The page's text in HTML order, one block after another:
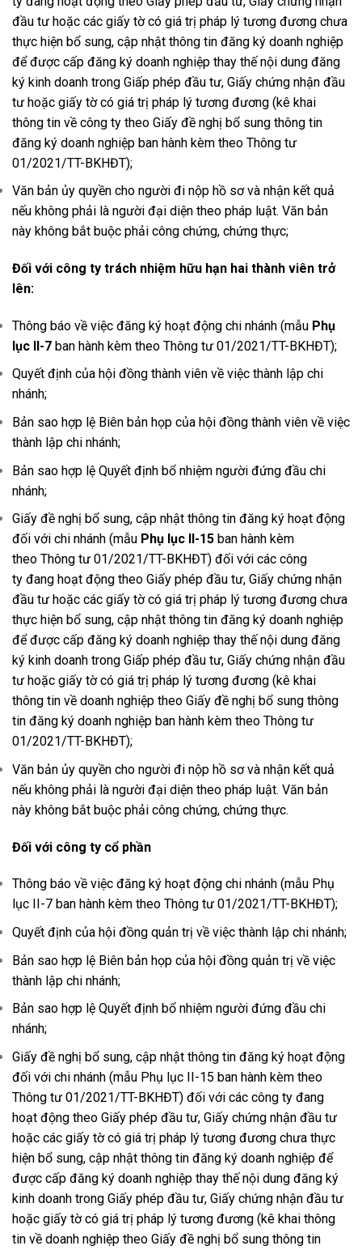
đầu tư hoặc các giấy tờ có giá trị pháp lý tương đương chưa
thực hiện bổ sung, cập nhật thông tin đăng ký doanh nghiệp
để được cấp đăng ký doanh nghiệp thay thế nội dung đăng
ký kinh doanh trong Giấp phép đầu tư, Giấy chứng nhận đầu
tư hoặc giấy tờ có giá trị pháp lý tương đương (kê khai
thông tin về công ty theo Giấy đề nghị bổ sung thông tin
đăng ký doanh nghiệp ban hành kèm theo Thông tư
01/2021/TT-BKHĐT);
Văn bản ủy quyền cho người đi nộp hồ sơ và nhận kết quả
nếu không phải là người đại diện theo pháp luật. Văn bản
này không bắt buộc phải công chứng, chứng thực;
Đối với công ty trách nhiệm hữu hạn hai thành viên trở
lên:
Thông báo về việc đăng ký hoạt động chi nhánh (mẫu Phụ
lục II-7 ban hành kèm theo Thông tư 01/2021/TT-BKHĐT);
Quyết định của hội đồng thành viên về việc thành lập chi
nhánh;
Bản sao hợp lệ Biên bản họp của hội đồng thành viên về việc
thành lập chi nhánh;
Bản sao hợp lệ Quyết định bổ nhiệm người đứng đầu chi
nhánh;
Giấy đề nghị bổ sung, cập nhật thông tin đăng ký hoạt động
đối với chi nhánh (mẫu Phụ lục II-15 ban hành kèm
theo Thông tư 01/2021/TT-BKHĐT) đối với các công
ty đang hoạt động theo Giấy phép đầu tư, Giấy chứng nhận
đầu tư hoặc các giấy tờ có giá trị pháp lý tương đương chưa
thực hiện bổ sung, cập nhật thông tin đăng ký doanh nghiệp
để được cấp đăng ký doanh nghiệp thay thế nội dung đăng
ký kinh doanh trong Giấp phép đầu tư, Giấy chứng nhận đầu
tư hoặc giấy tờ có giá trị pháp lý tương đương (kê khai
thông tin về doanh nghiệp theo Giấy đề nghị bổ sung thông
tin đăng ký doanh nghiệp ban hành kèm theo Thông tư
01/2021/TT-BKHĐT);
Văn bản ủy quyền cho người đi nộp hồ sơ và nhận kết quả
nếu không phải là người đại diện theo pháp luật. Văn bản
này không bắt buộc phải công chứng, chứng thực.
Đối với công ty cổ phần
Thông báo về việc đăng ký hoạt động chi nhánh (mẫu Phụ
lục II-7 ban hành kèm theo Thông tư 01/2021/TT-BKHĐT);
Quyết định của hội đồng quản trị về việc thành lập chi nhánh;
Bản sao hợp lệ Biên bản họp của hội đồng quản trị về việc
thành lập chi nhánh;
Bản sao hợp lệ Quyết định bổ nhiệm người đứng đầu chi
nhánh;
Giấy đề nghị bổ sung, cập nhật thông tin đăng ký hoạt động
đối với chi nhánh (mẫu Phụ lục II-15 ban hành kèm theo
Thông tư 01/2021/TT-BKHĐT) đối với các công ty đang
hoạt động theo Giấy phép đầu tư, Giấy chứng nhận đầu tư
hoặc các giấy tờ có giá trị pháp lý tương đương chưa thực
hiện bổ sung, cập nhật thông tin đăng ký doanh nghiệp để
được cấp đăng ký doanh nghiệp thay thế nội dung đăng ký
kinh doanh trong Giấy phép đầu tư, Giấy chứng nhận đầu tư
hoặc giấy tờ có giá trị pháp lý tương đương (kê khai thông
tin về doanh nghiệp theo Giấy đề nghị bổ sung thông tin